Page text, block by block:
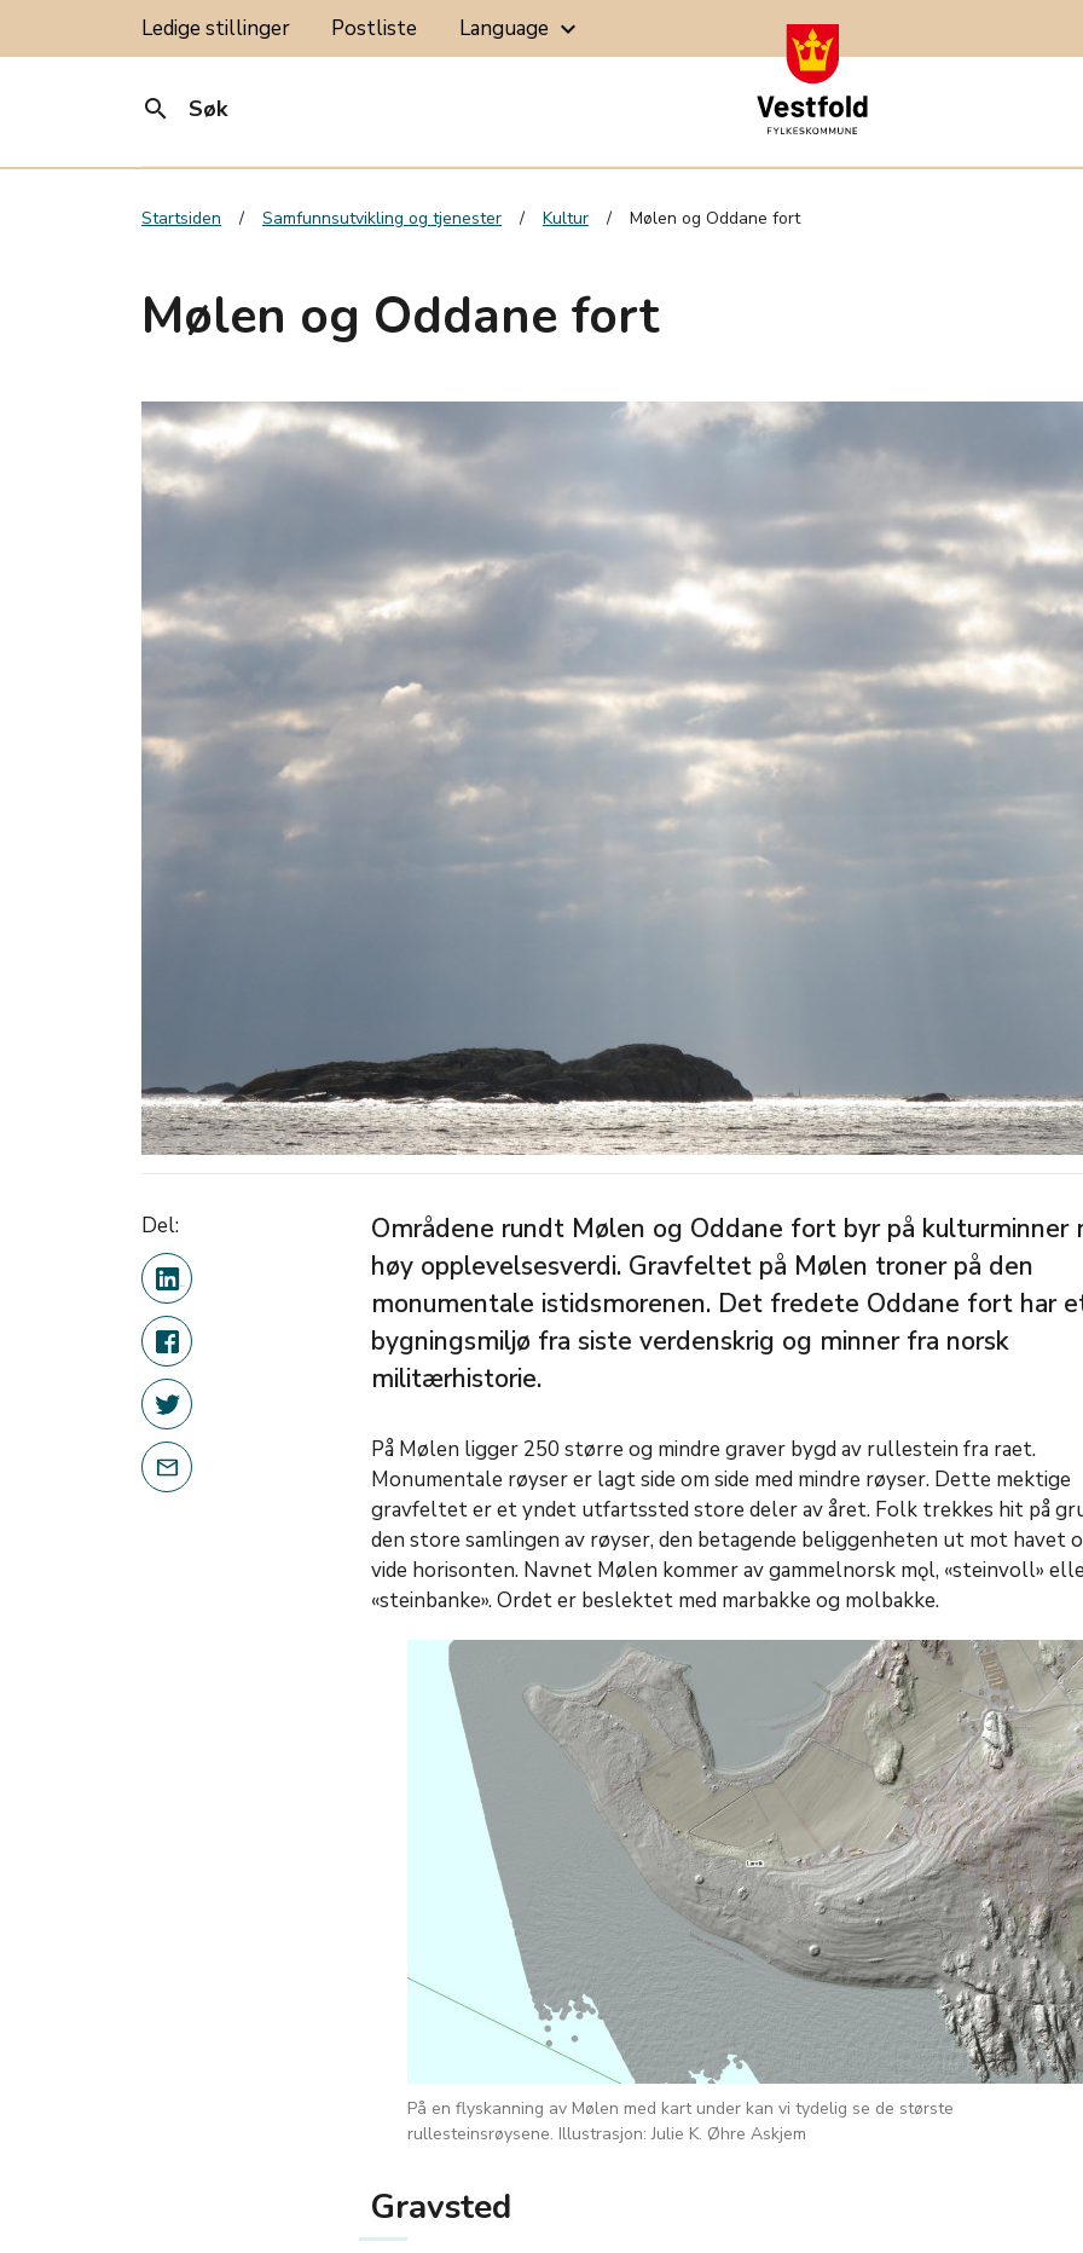
Ledige stillinger Postliste Language keyboard_arrow_down
search Søk
Startsiden Samfunnsutvikling og tjenester Kultur Mølen og Oddane fort
Mølen og Oddane fort
Del:
Områdene rundt Mølen og Oddane fort byr på kulturminner
høy opplevelsesverdi. Gravfeltet på Mølen troner på den
monumentale istidsmorenen. Det fredete Oddane fort har
bygningsmiljø fra siste verdenskrig og minner fra norsk
militærhistorie.
På Mølen ligger 250 større og mindre graver bygd av rullestein fra raet.
Monumentale røyser er lagt side om side med mindre røyser. Dette mektige
gravfeltet er et yndet utfartssted store deler av året. Folk trekkes hit på
den store samlingen av røyser, den betagende beliggenheten ut mot havet
vide horisonten. Navnet Mølen kommer av gammelnorsk mǫl, «steinvoll»
«steinbanke». Ordet er beslektet med marbakke og molbakke.
På en flyskanning av Mølen med kart under kan vi tydelig se de største
rullesteinsrøysene. Illustrasjon: Julie K. Øhre Askjem
Gravsted